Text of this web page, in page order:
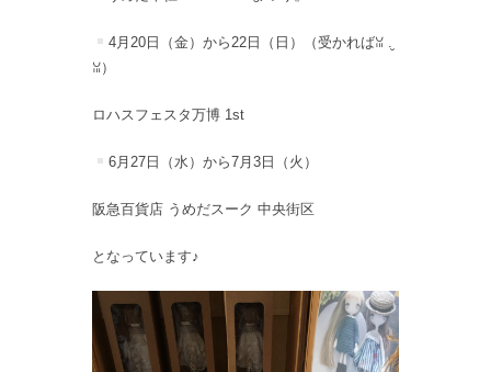
4月20日（金）から22日（日）（受かればꈍ .̮
ꈍ）
ロハスフェスタ万博 1st
6月27日（水）から7月3日（火）
阪急百貨店 うめだスーク 中央街区
となっています♪